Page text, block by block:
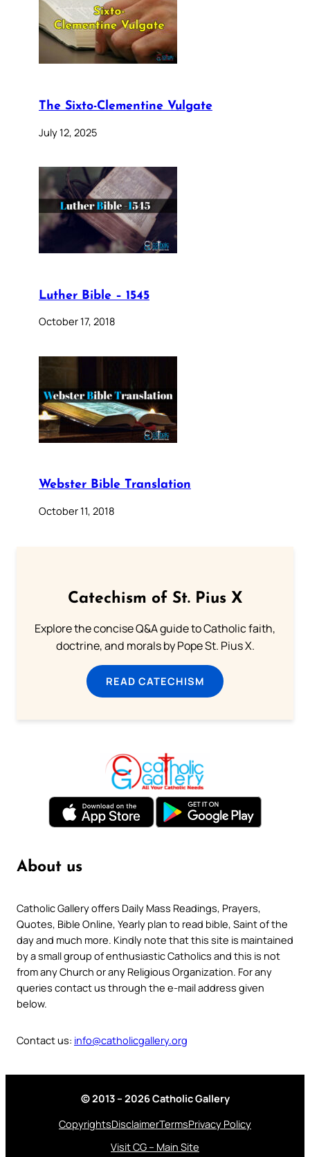
The Sixto-Clementine Vulgate
July 12, 2025
Luther Bible – 1545
October 17, 2018
Webster Bible Translation
October 11, 2018
Catechism of St. Pius X
Explore the concise Q&A guide to Catholic faith,
doctrine, and morals by Pope St. Pius X.
READ CATECHISM
About us
Catholic Gallery offers Daily Mass Readings, Prayers,
Quotes, Bible Online, Yearly plan to read bible, Saint of the
day and much more. Kindly note that this site is maintained
by a small group of enthusiastic Catholics and this is not
from any Church or any Religious Organization. For any
queries contact us through the e-mail address given
below.
Contact us: info@catholicgallery.org
© 2013 – 2026 Catholic Gallery
CopyrightsDisclaimerTermsPrivacy Policy
Visit CG – Main Site